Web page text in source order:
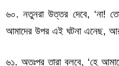
৬০. নতুনরা উত্তর দেবে, ‘না!
আমাদের উপর এই ঘটনা এনেছ,
৬১. অতঃপর তারা বলবে, ‘হে